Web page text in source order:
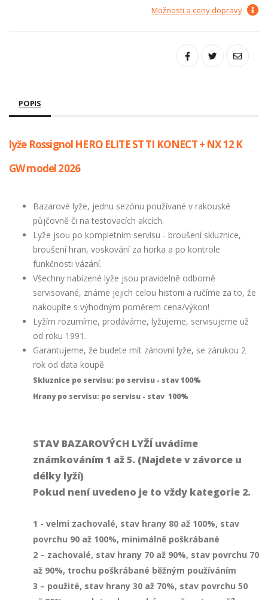
Možnosti a ceny dopravy
POPIS
lyže Rossignol HERO ELITE ST TI KONECT + NX 12 K
GW model 2026
Bazarové lyže, jednu sezónu používané v rakouské
půjčovně či na testovacích akcích.
Lyže jsou po kompletním servisu - broušení skluznice,
broušení hran, voskování za horka a po kontrole
funkčnosti vázání.
Všechny nabízené lyže jsou pravidelně odborně
servisované, známe jejich celou historii a ručíme za to, že
nakoupíte s výhodným poměrem cena/výkon!
Lyžím rozumíme, prodáváme, lyžujeme, servisujeme už
od roku 1991.
Garantujeme, že budete mít zánovní lyže, se zárukou 2
rok od data koupě
Skluznice po servisu: po servisu - stav 100%
Hrany po servisu: po servisu - stav 100%
STAV BAZAROVÝCH LYŽÍ uvádíme
známkováním 1 až 5. (Najdete v závorce u
délky lyží)
Pokud není uvedeno je to vždy kategorie 2.
1 - velmi zachovalé, stav hrany 80 až 100%, stav
povrchu 90 až 100%, minimálně poškrábané
2 – zachovalé, stav hrany 70 až 90%, stav povrchu 70
až 90%, trochu poškrábané běžným používáním
3 – použité, stav hrany 30 až 70%, stav povrchu 50